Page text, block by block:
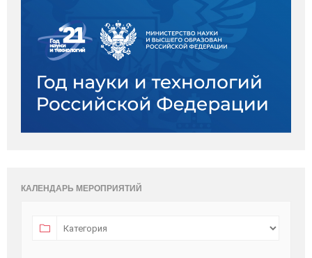
КАЛЕНДАРЬ МЕРОПРИЯТИЙ